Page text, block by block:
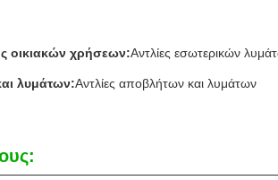
οικιακών χρήσεων:Αντλίες εσωτερικών
λυμάτων:Αντλίες αποβλήτων και λυμάτων